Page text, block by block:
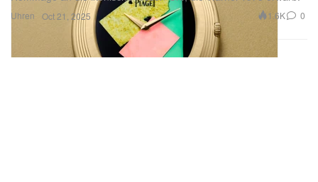
Uhren Oct 21, 2025 1.6K 0